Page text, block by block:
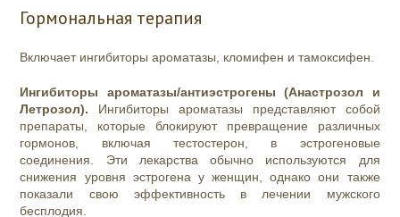
Гормональная терапия
Включает ингибиторы ароматазы, кломифен и тамоксифен.
Ингибиторы ароматазы/антиэстрогены (Анастрозол и
Летрозол). Ингибиторы ароматазы представляют собой
препараты, которые блокируют превращение различных
гормонов, включая тестостерон, в эстрогеновые
соединения. Эти лекарства обычно используются для
снижения уровня эстрогена у женщин, однако они также
показали свою эффективность в лечении мужского
бесплодия.